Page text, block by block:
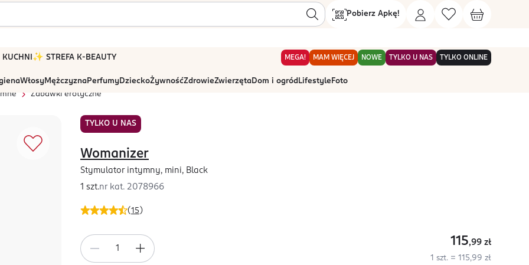
Pobierz Apkę!
KUCHNI ✨ STREFA K-BEAUTY MEGA! MAM WIĘCEJ NOWE TYLKO U NAS TYLKO ONLINE
WłosyMężczyznaPerfumyDzieckoŻywnośćZdrowieZwierzętaDom i ogród Lifestyle Foto
Zabawki erotyczne
TYLKO U NAS
(15 )
Womanizer
Stymulator intymny, mini, Black
1 szt.nr kat. 2078966
115,99 zł
1 szt. = 115,99 zł